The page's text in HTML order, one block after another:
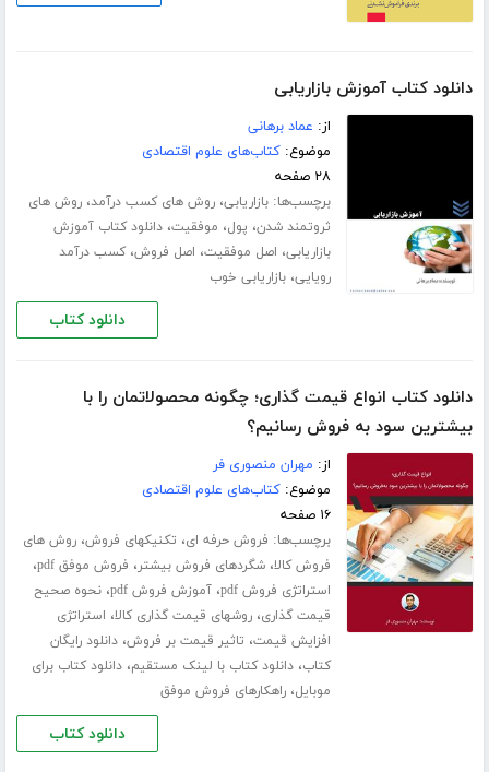
دانلود کتاب آموزش بازاریابی
از: عماد برهانی
موضوع:کتاب‌های علوم اقتصادی
۲۸ صفحه
برچسب‌ها:بازاریابی،روش های کسب درآمد،روش های
ثروتمند شدن، پول، موفقیت،دانلود کتاب آموزش
بازاریابی، اصل موفقیت، اصل فروش،کسب درآمد
رویایی،بازاریابی خوب
دانلود کتاب
دانلود کتاب انواع قیمت گذاری؛ چگونه محصولاتمان را با
بیشترین سود به فروش رسانیم؟
از: مهران منصوری فر
موضوع:کتاب‌های علوم اقتصادی
۱۶ صفحه
برچسب‌ها: فروش حرفه ای، تکنیکهای فروش،روش های
فروش کالا،شگردهای فروش بیشتر، فروش موفق pdf ،
استراتژی فروش pdf ،آموزش فروش pdf ،نحوه صحیح
قیمت گذاری،روشهای قیمت گذاری کالا، استراتژی
افزایش قیمت، تاثیر قیمت بر فروش،دانلود رایگان
کتاب،دانلود کتاب با لینک مستقیم،دانلود کتاب برای
موبایل،راهکارهای فروش موفق
دانلود کتاب